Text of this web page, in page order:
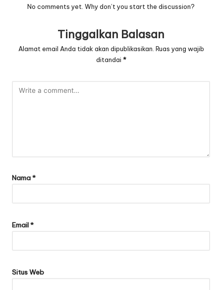
No comments yet. Why don’t you start the discussion?
Tinggalkan Balasan
Alamat email Anda tidak akan dipublikasikan. Ruas yang wajib
ditandai *
Nama*
Email*
Situs Web